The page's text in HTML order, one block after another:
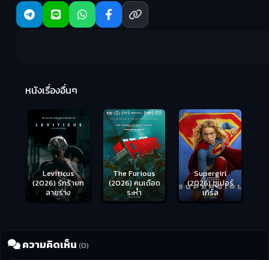
หนังเรื่องอื่นๆ
Leviticus
(2026) รักร้ายก
ลายร่าง
The Furious
(2026) คนเดือด
ระห่ำ
Supergirl
(2026) ซูเปอร์
เกิร์ล
ความคิดเห็น (0)